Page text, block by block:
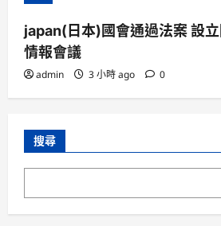
japan(日本)國會通過法案 設
情報會議
admin 3 小時 ago 0
搜尋